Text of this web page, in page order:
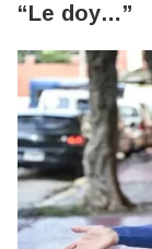
“Le doy…”